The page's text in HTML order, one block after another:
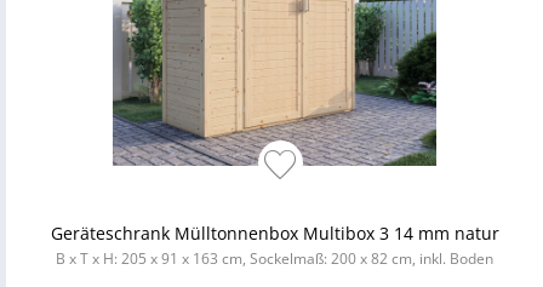
Geräteschrank Mülltonnenbox Multibox 3 14 mm natur
B x T x H: 205 x 91 x 163 cm, Sockelmaß: 200 x 82 cm, inkl. Boden